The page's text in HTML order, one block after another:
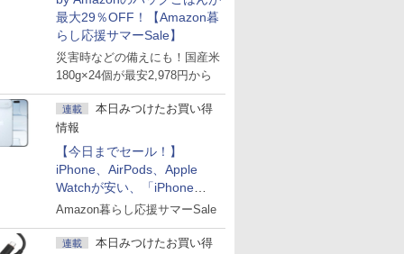
最大29％OFF！【Amazon暮
らし応援サマーSale】
災害時などの備えにも！国産米
180g×24個が最安2,978円から
連載
本日みつけたお買い得
情報
【今日までセール！】
iPhone、AirPods、Apple
Watchが安い、「iPhone
Air」256GB版が139,800円な
Amazon暮らし応援サマーSale
連載
本日みつけたお買い得